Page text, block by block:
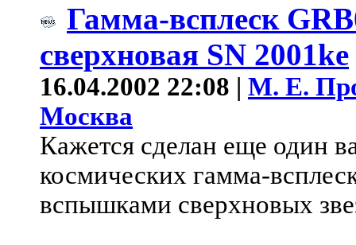
Гамма-всплеск
сверхновая SN 2001ke
16.04.2002 22:08 | М. Е.
Москва
Кажется сделан еще один
космических гамма-
вспышками сверхновых